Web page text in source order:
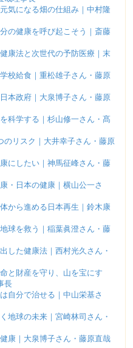
気になる畑の仕組み｜中村隆
の健康を呼び起こそう｜斎藤
康法と次世代の予防医療｜末
校給食｜重松雄子さん・藤原
本政府｜大泉博子さん・藤原
科学する｜杉山修一さん・髙
リスク｜大井幸子さん・藤原
にしたい｜神馬征峰さん・藤
・日本の健康｜横山公一さ
から進める日本再生｜鈴木康
球を救う｜稲葉眞澄さん・藤
した健康法｜西村光久さん・
と財産を守り、山を宝にす
長
自分で治せる｜中山栄基さ
地球の未来｜宮崎林司さん・
康｜大泉博子さん・藤原直哉